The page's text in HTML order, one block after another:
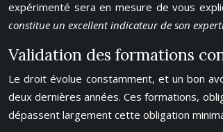
expérimenté sera en mesure de vous
constitue un excellent indicateur de son
Validation des formations
Le droit évolue constamment, et un bon
deux dernières années. Ces formations,
dépassent largement cette obligation